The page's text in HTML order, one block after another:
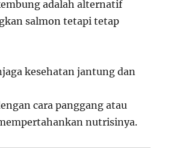
adalah alternatif
salmon tetapi tetap
kesehatan jantung dan
cara panggang atau
nutrisinya.